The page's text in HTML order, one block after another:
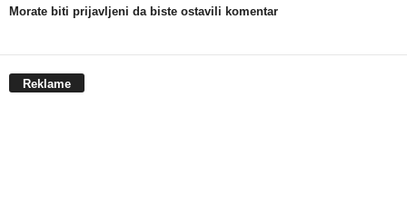
Morate biti prijavljeni da biste ostavili komentar
Reklame